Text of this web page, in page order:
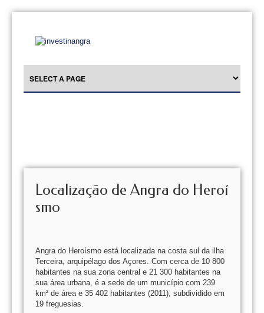
Localização de Angra do Heroí
smo
Angra do Heroísmo está localizada na costa sul da ilha
Terceira, arquipélago dos Açores. Com cerca de 10 800
habitantes na sua zona central e 21 300 habitantes na
sua área urbana, é a sede de um município com 239
km² de área e 35 402 habitantes (2011), subdividido em
19 freguesias.